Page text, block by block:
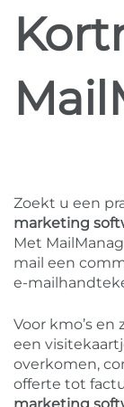
Zoekt u een
marketing
Met
mail een
e-
Voor kmo’s
een
overkomen,
offerte tot